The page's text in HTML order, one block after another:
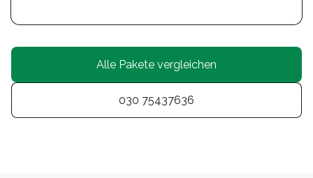
Alle Pakete vergleichen
030 75437636